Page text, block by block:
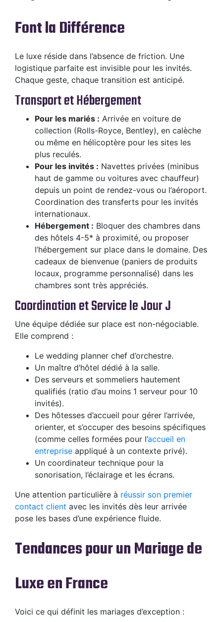
Font la Différence
Le luxe réside dans l’absence de friction. Une
logistique parfaite est invisible pour les invités.
Chaque geste, chaque transition est anticipé.
Transport et Hébergement
Pour les mariés : Arrivée en voiture de
collection (Rolls-Royce, Bentley), en calèche
ou même en hélicoptère pour les sites les
plus reculés.
Pour les invités : Navettes privées (minibus
haut de gamme ou voitures avec chauffeur)
depuis un point de rendez-vous ou l’aéroport.
Coordination des transferts pour les invités
internationaux.
Hébergement : Bloquer des chambres dans
des hôtels 4-5* à proximité, ou proposer
l’hébergement sur place dans le domaine. Des
cadeaux de bienvenue (paniers de produits
locaux, programme personnalisé) dans les
chambres sont très appréciés.
Coordination et Service le Jour J
Une équipe dédiée sur place est non-négociable.
Elle comprend :
Le wedding planner chef d’orchestre.
Un maître d’hôtel dédié à la salle.
Des serveurs et sommeliers hautement
qualifiés (ratio d’au moins 1 serveur pour 10
invités).
Des hôtesses d’accueil pour gérer l’arrivée,
orienter, et s’occuper des besoins spécifiques
(comme celles formées pour l’accueil en
entreprise appliqué à un contexte privé).
Un coordinateur technique pour la
sonorisation, l’éclairage et les écrans.
Une attention particulière à réussir son premier
contact client avec les invités dès leur arrivée
pose les bases d’une expérience fluide.
Tendances pour un Mariage de
Luxe en France
Voici ce qui définit les mariages d’exception :